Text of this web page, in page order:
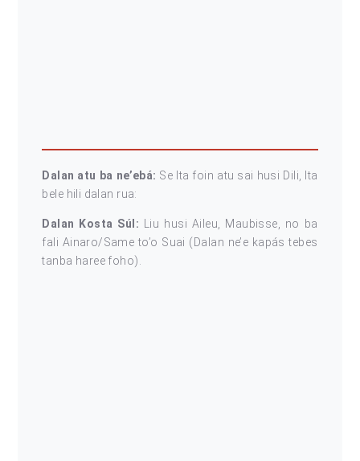
Dalan atu ba ne’ebá: Se Ita foin atu sai husi Dili, Ita
bele hili dalan rua:
Dalan Kosta Súl: Liu husi Aileu, Maubisse, no ba
fali Ainaro/Same to’o Suai (Dalan ne’e kapás tebes
tanba haree foho).